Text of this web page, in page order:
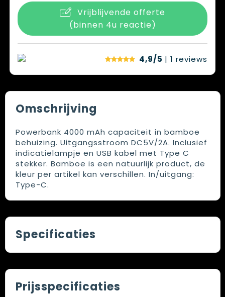
Vrijblijvende offerte
(binnen 4u reactie)
4,9/5 | 1 reviews
Omschrijving
Powerbank 4000 mAh capaciteit in bamboe
behuizing. Uitgangsstroom DC5V/2A. Inclusief
indicatielampje en USB kabel met Type C
stekker. Bamboe is een natuurlijk product, de
kleur per artikel kan verschillen. In/uitgang:
Type-C.
Specificaties
Prijsspecificaties